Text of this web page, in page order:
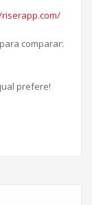
comparar:
prefere!